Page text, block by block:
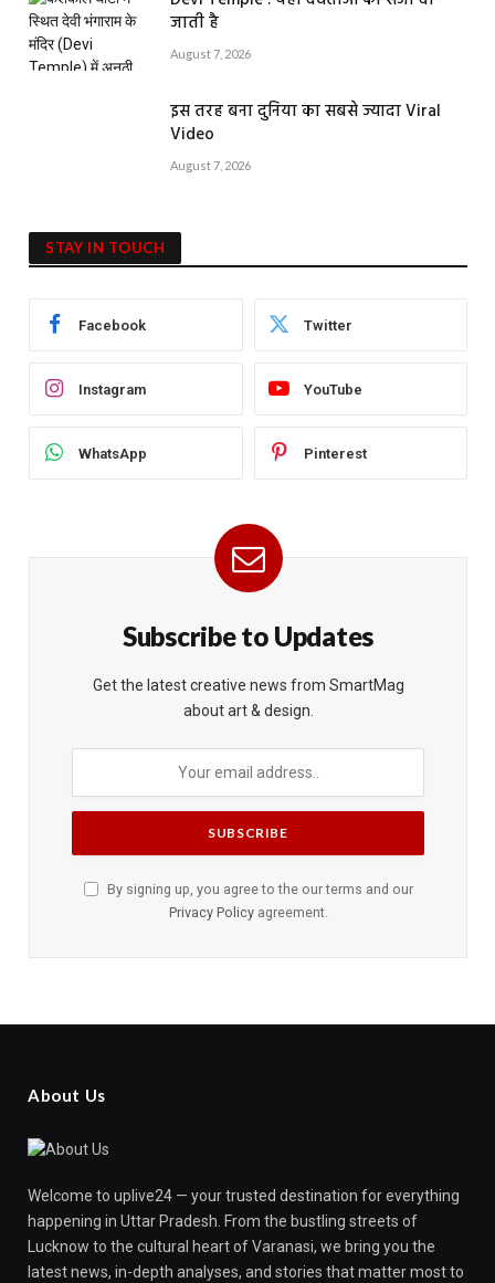
जाती है
August 7, 2026
इस तरह बना दुनिया का सबसे ज्यादा Viral
Video
August 7, 2026
STAY IN TOUCH
Facebook Twitter
Instagram YouTube
WhatsApp Pinterest
Subscribe to Updates
Get the latest creative news from SmartMag
about art & design.
By signing up, you agree to the our terms and our
Privacy Policyagreement.
About Us
Welcome to uplive24 — your trusted destination for everything
happening in Uttar Pradesh. From the bustling streets of
Lucknow to the cultural heart of Varanasi, we bring you the
latest news, in-depth analyses, and stories that matter most to